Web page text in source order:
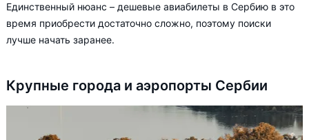
Единственный нюанс – дешевые авиабилеты в Сербию в это
время приобрести достаточно сложно, поэтому поиски
лучше начать заранее.
Крупные города и аэропорты Сербии